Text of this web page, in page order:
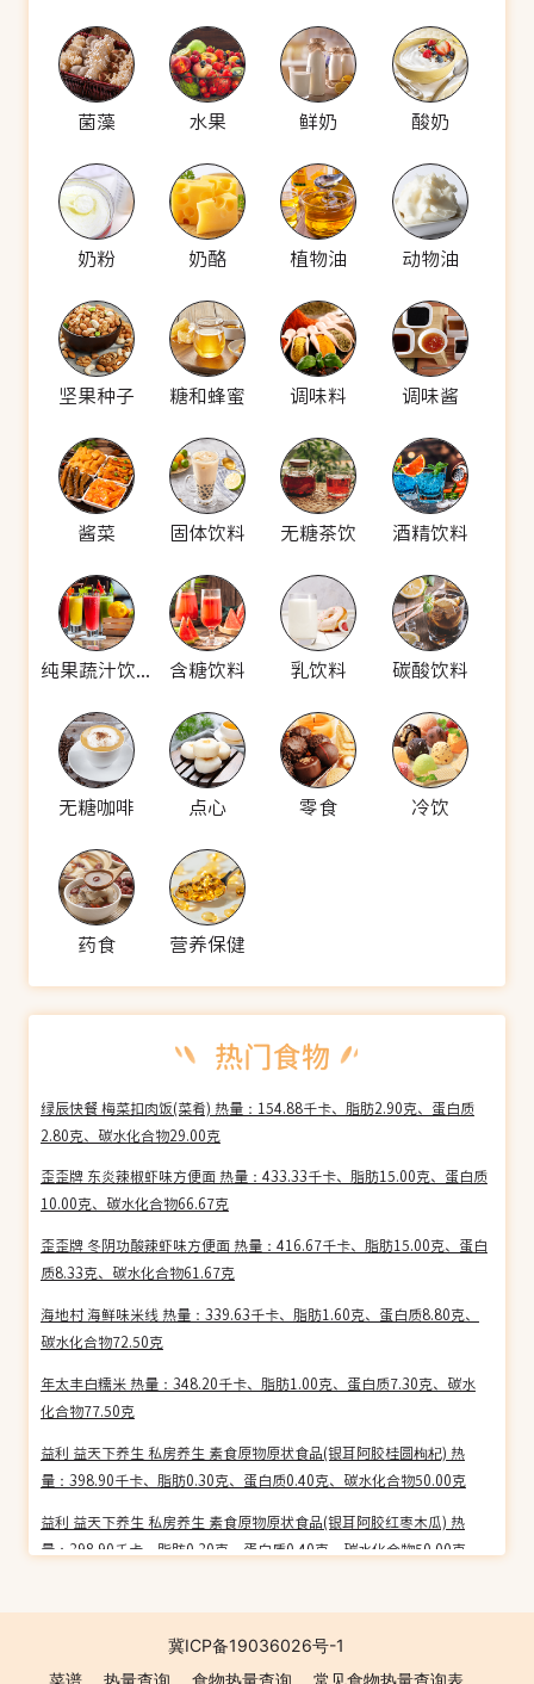
菌藻 水果 鲜奶 酸奶
奶粉 奶酪 植物油 动物油
坚果种子 糖和蜂蜜 调味料 调味酱
酱菜 固体饮料 无糖茶饮 酒精饮料
纯果蔬汁饮料 含糖饮料 乳饮料 碳酸饮料
无糖咖啡 点心 零食 冷饮
药食 营养保健
绿辰快餐 梅菜扣肉饭(菜肴) 热量：154.88千卡、脂肪2.90克、蛋白质
2.80克、碳水化合物29.00克
歪歪牌 东炎辣椒虾味方便面 热量：433.33千卡、脂肪15.00克、蛋白质
10.00克、碳水化合物66.67克
歪歪牌 冬阴功酸辣虾味方便面 热量：416.67千卡、脂肪15.00克、蛋白
质8.33克、碳水化合物61.67克
海地村 海鲜味米线 热量：339.63千卡、脂肪1.60克、蛋白质8.80克、
碳水化合物72.50克
年太丰白糯米 热量：348.20千卡、脂肪1.00克、蛋白质7.30克、碳水
化合物77.50克
益利 益天下养生 私房养生 素食原物原状食品(银耳阿胶桂圆枸杞) 热
量：398.90千卡、脂肪0.30克、蛋白质0.40克、碳水化合物50.00克
益利 益天下养生 私房养生 素食原物原状食品(银耳阿胶红枣木瓜) 热
量：398.90千卡、脂肪0.30克、蛋白质0.40克、碳水化合物50.00克
9.30克、碳水化合物74.42克
拜特 蓝莓松饼亚麻籽麦片 热量：372.09千卡、脂肪5.81克、蛋白质
冀ICP备19036026号-1